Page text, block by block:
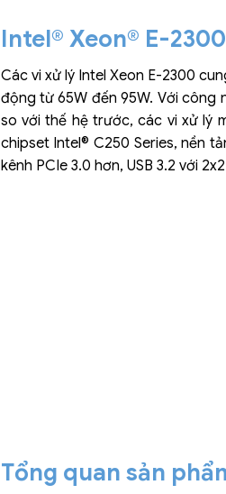
Intel® Xeon® E-
Các vi xử lý Intel Xeon E-2300
động từ 65W đến 95W. Với công
so với thế hệ trước, các vi xử lý
chipset Intel® C250 Series, nền
kênh PCIe 3.0 hơn, USB 3.2 với
Tổng quan sản
Liên hệ
SK hynix - DRAM -
GDDR - GDDR6